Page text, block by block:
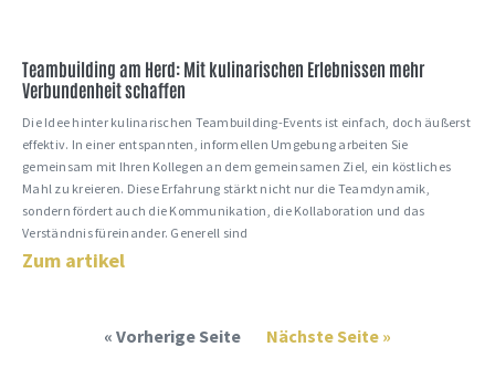
Teambuilding am Herd: Mit kulinarischen Erlebnissen mehr
Verbundenheit schaffen
Die Idee hinter kulinarischen Teambuilding-Events ist einfach, doch äußerst
effektiv. In einer entspannten, informellen Umgebung arbeiten Sie
gemeinsam mit Ihren Kollegen an dem gemeinsamen Ziel, ein köstliches
Mahl zu kreieren. Diese Erfahrung stärkt nicht nur die Teamdynamik,
sondern fördert auch die Kommunikation, die Kollaboration und das
Verständnis füreinander. Generell sind
Zum artikel
« Vorherige Seite Nächste Seite »